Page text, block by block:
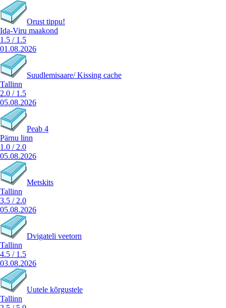
Orust tippu!
Ida-Viru maakond
1.5 / 1.5
01.08.2026
Suudlemisaare/ Kissing cache
Tallinn
2.0 / 1.5
05.08.2026
Peab 4
Pärnu linn
1.0 / 2.0
05.08.2026
Metskits
Tallinn
3.5 / 2.0
05.08.2026
Dvigateli veetorn
Tallinn
4.5 / 1.5
03.08.2026
Uutele kõrgustele
Tallinn